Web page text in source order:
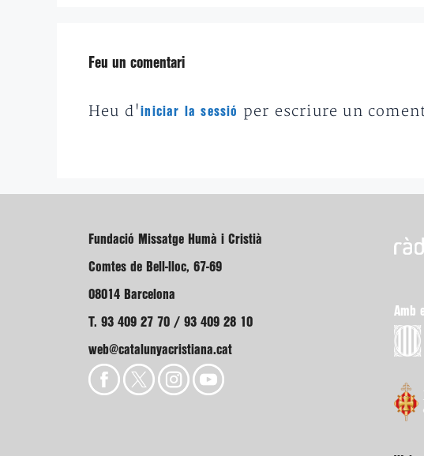
Feu un comentari
Heu d'iniciar la sessió per escriure un
Fundació Missatge Humà i Cristià
Comtes de Bell-lloc, 67-69
08014 Barcelona
T. 93 409 27 70 / 93 409 28 10
web@catalunyacristiana.cat
Amb